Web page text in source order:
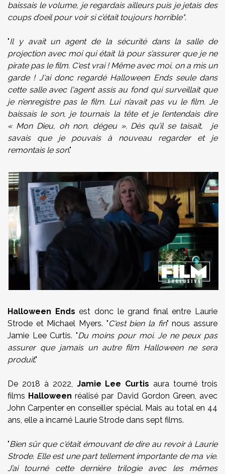
baissais le volume, je regardais ailleurs puis je jetais des
coups d’oeil pour voir si c’était toujours horrible".
"Il y avait un agent de la sécurité dans la salle de
projection avec moi qui était là pour s’assurer que je ne
pirate pas le film. C'est vrai ! Même avec moi, on a mis un
garde ! J'ai donc regardé Halloween Ends seule dans
cette salle avec l'agent assis au fond qui surveillait que
je n’enregistre pas le film. Lui n’avait pas vu le film. Je
baissais le son, je tournais la tête et je l’entendais dire
« Mon Dieu, oh non, dégeu ». Dès qu’il se taisait, je
savais que je pouvais à nouveau regarder et je
remontais le son."
Halloween Ends est donc le grand final entre Laurie
Strode et Michael Myers. "C'est bien la fin" nous assure
Jamie Lee Curtis. "Du moins pour moi. Je ne peux pas
assurer que jamais un autre film Halloween ne sera
produit."
De 2018 à 2022, Jamie Lee Curtis aura tourné trois
films Halloween réalisé par David Gordon Green, avec
John Carpenter en conseiller spécial. Mais au total en 44
ans, elle a incarné Laurie Strode dans sept films.
"Bien sûr que c'était émouvant de dire au revoir à Laurie
Strode. Elle est une part tellement importante de ma vie.
J’ai tourné cette dernière trilogie avec les mêmes